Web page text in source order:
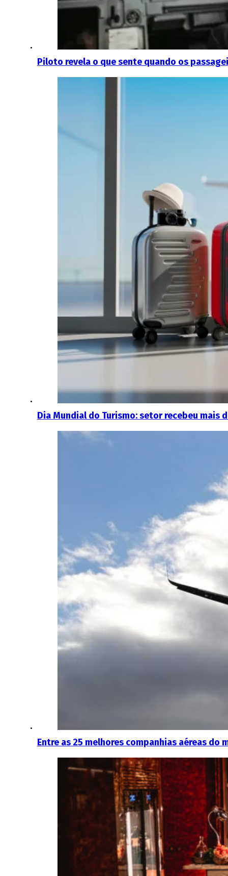
Piloto revela o que sente quando os
Dia Mundial do Turismo: setor recebeu mais
Entre as 25 melhores companhias aéreas do